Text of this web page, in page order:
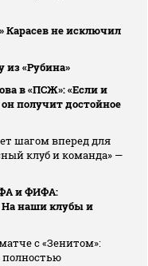
Карасев не исключил
из «Рубина»
в «ПСЖ»: «Если и
получит достойное
шагом вперед для
клуб и команда» —
и ФИФА:
наши клубы и
с «Зенитом»:
полностью